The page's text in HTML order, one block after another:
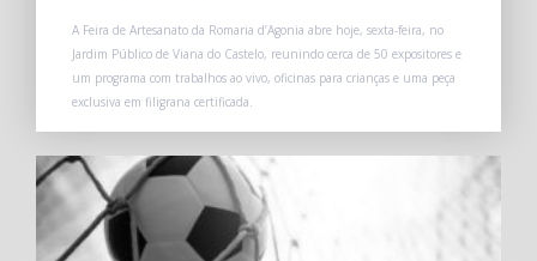
A Feira de Artesanato da Romaria d’Agonia abre hoje, sexta-feira, no
Jardim Público de Viana do Castelo, reunindo cerca de 50 expositores e
um programa com trabalhos ao vivo, oficinas para crianças e uma peça
exclusiva em filigrana certificada.